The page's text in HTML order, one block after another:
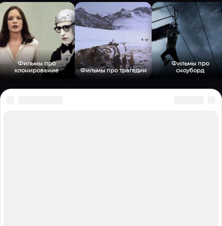
Фильмы про
клонирование
Фильмы про трагедии
Фильмы про
сноуборд